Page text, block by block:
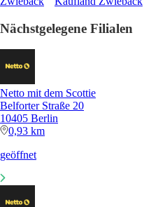
Nächstgelegene Filialen
Netto mit dem Scottie
Belforter Straße 20
10405 Berlin
0,93 km
geöffnet